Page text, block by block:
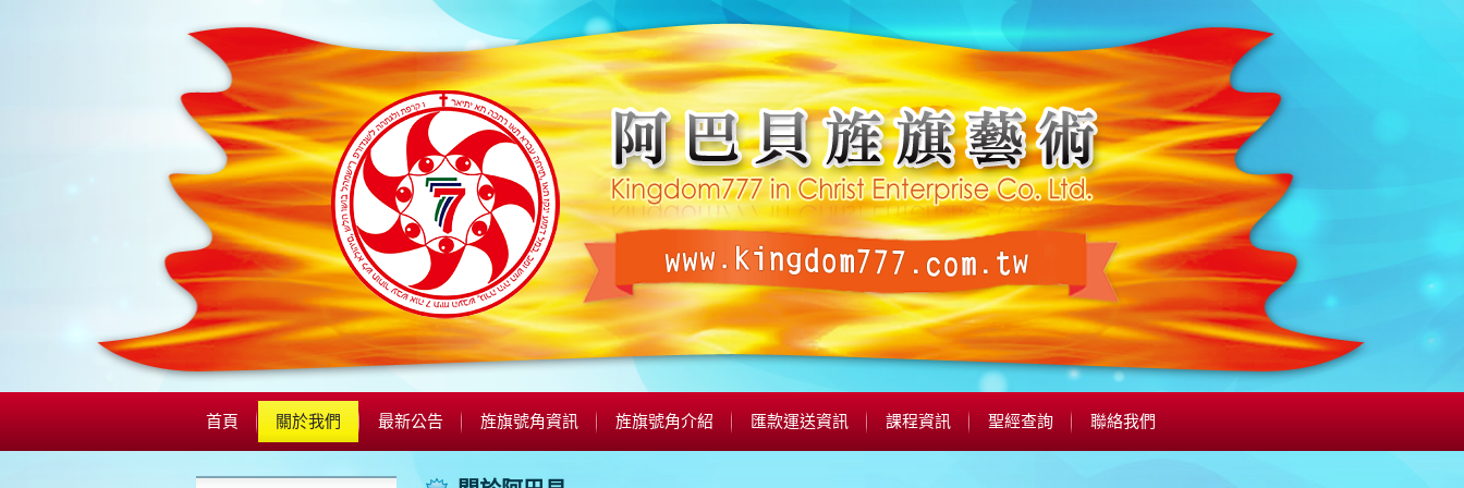
首頁 關於我們 最新公告 旌旗號角資訊 旌旗號角介紹 匯款運送資訊 課程資訊 聖經查詢 聯絡我們